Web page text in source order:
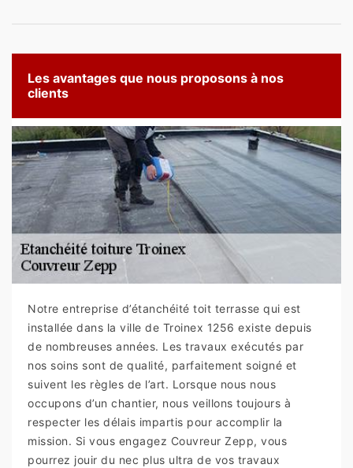
Les avantages que nous proposons à nos
clients
Notre entreprise d’étanchéité toit terrasse qui est
installée dans la ville de Troinex 1256 existe depuis
de nombreuses années. Les travaux exécutés par
nos soins sont de qualité, parfaitement soigné et
suivent les règles de l’art. Lorsque nous nous
occupons d’un chantier, nous veillons toujours à
respecter les délais impartis pour accomplir la
mission. Si vous engagez Couvreur Zepp, vous
pourrez jouir du nec plus ultra de vos travaux